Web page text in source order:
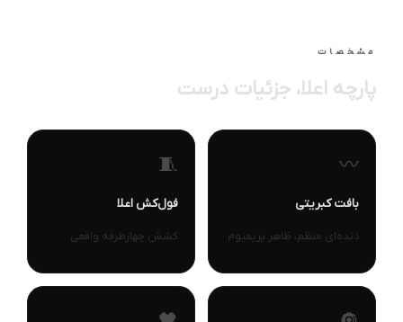
مشخصات
پارچه اعلا، جزئیات درست
〰️
بافت کبریتی
دنده‌ای منظم، ظاهر پریمیوم
🧵
فول‌کش اعلا
کشش چهارطرفه واقعی